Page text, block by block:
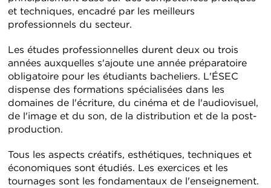
et techniques, encadré par les meilleurs
professionnels du secteur.
Les études professionnelles durent deux ou trois
années auxquelles s'ajoute une année préparatoire
obligatoire pour les étudiants bacheliers. L'ÉSEC
dispense des formations spécialisées dans les
domaines de l'écriture, du cinéma et de l'audiovisuel,
de l'image et du son, de la distribution et de la post-
production.
Tous les aspects créatifs, esthétiques, techniques et
économiques sont étudiés. Les exercices et les
tournages sont les fondamentaux de l'enseignement.